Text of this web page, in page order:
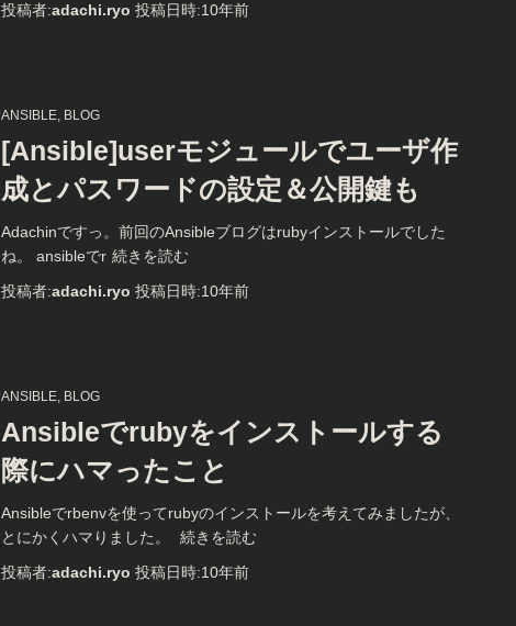
投稿者:adachi.ryo 投稿日時:10年前
ANSIBLE BLOG
[Ansible]userモジュールでユーザ作
成とパスワードの設定＆公開鍵も
Adachinですっ。前回のAnsibleブログはrubyインストールでした
ね。 ansibleでr 続きを読む
投稿者:adachi.ryo 投稿日時:10年前
ANSIBLE BLOG
Ansibleでrubyをインストールする
際にハマったこと
Ansibleでrbenvを使ってrubyのインストールを考えてみましたが、
とにかくハマりました。
続きを読む
投稿者:adachi.ryo 投稿日時:10年前